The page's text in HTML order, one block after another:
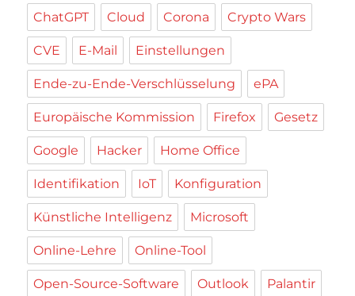
ChatGPT Cloud Corona Crypto Wars
CVE E-Mail Einstellungen
Ende-zu-Ende-Verschlüsselung ePA
Europäische Kommission Firefox Gesetz
Google Hacker Home Office
Identifikation IoT Konfiguration
Künstliche Intelligenz Microsoft
Online-Lehre Online-Tool
Open-Source-Software Outlook Palantir